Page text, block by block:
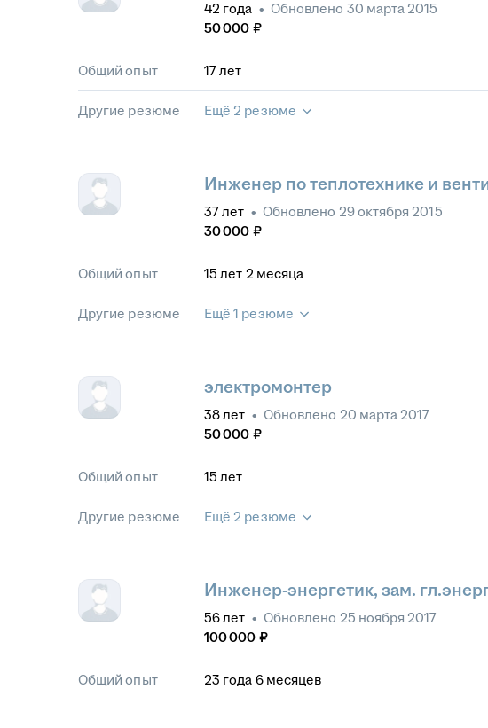
42 года • Обновлено 30 марта 2015
50 000 ₽
Общий опыт 17лет
Другие резюме Ещё 2 резюме
Инженер по теплотехнике и
37лет • Обновлено 29 октября 2015
30 000 ₽
Общий опыт 15 лет 2 месяца
Другие резюме Ещё 1 резюме
электромонтер
38лет • Обновлено 20 марта 2017
50 000 ₽
Общий опыт 15 лет
Другие резюме Ещё 2 резюме
Инженер-энергетик, зам.
56лет • Обновлено 25 ноября 2017
100 000 ₽
Общий опыт 23 года 6 месяцев